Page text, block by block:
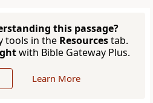
this passage?
tools in the Resourcestab.
with Bible Gateway Plus.
Learn More